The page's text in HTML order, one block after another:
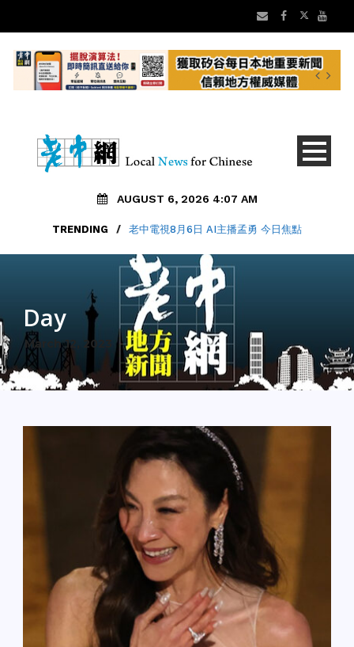
AUGUST 6, 2026 4:07 AM
TRENDING / 老中電視8月6日 AI主播孟勇 今日焦點
Day
March 12, 2023